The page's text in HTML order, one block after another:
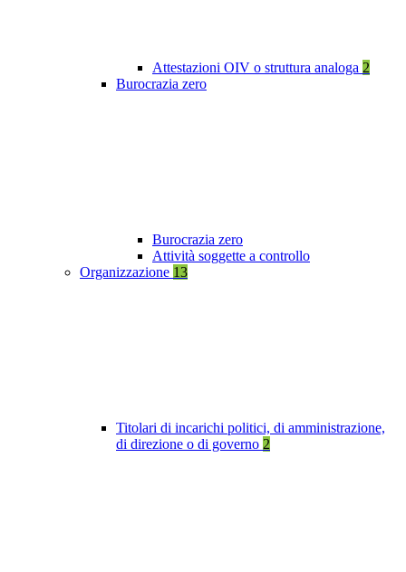
Attestazioni OIV o struttura analoga 2
Burocrazia zero
Burocrazia zero
Attività soggette a controllo
Organizzazione 13
Titolari di incarichi politici, di amministrazione,
di direzione o di governo 2